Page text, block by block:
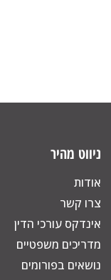
ניווט מהיר
אודות
צרו קשר
אינדקס עורכי הדין
מדריכים משפטיים
נושאים בפורומים